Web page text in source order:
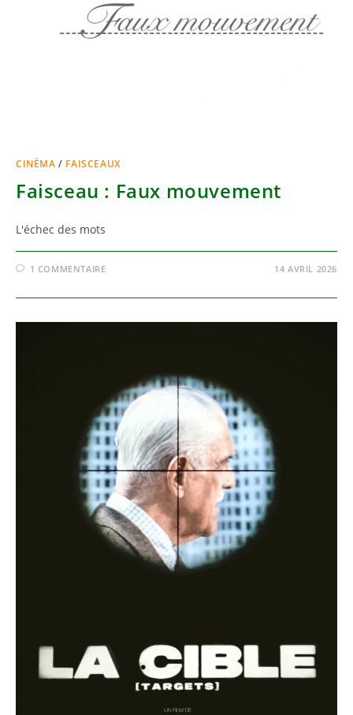
CINÉMA / FAISCEAUX
Faisceau : Faux mouvement
L'échec des mots
1 COMMENTAIRE 14 AVRIL 2026